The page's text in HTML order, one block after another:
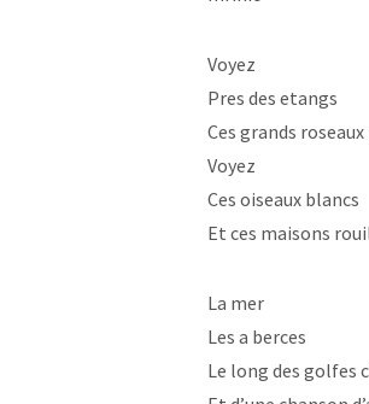
Voyez
Pres des etangs
Ces grands
Voyez
Ces oiseaux blancs
Et ces maisons
La mer
Les a berces
Le long des golfes